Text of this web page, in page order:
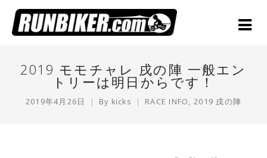
2019 モモチャレ 戌の陣 一般エン
トリーは明日からです！
2019年4月26日 By kicks RACE INFO, 2019 戌の陣